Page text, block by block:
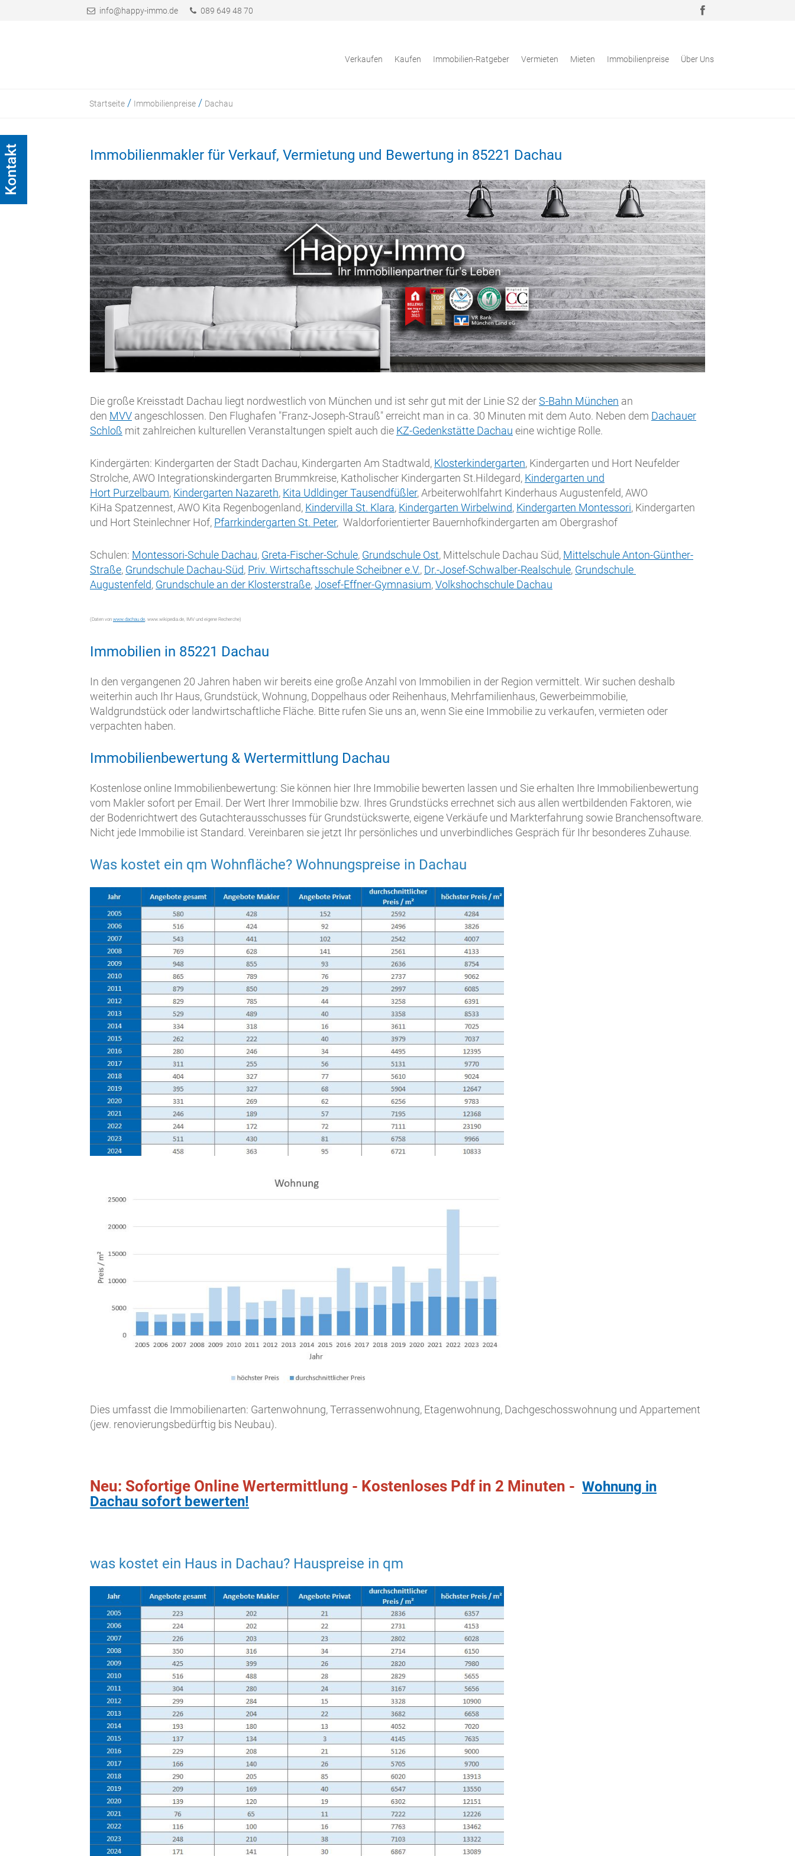
info@happy-immo.de 089 649 48 70
Verkaufen Kaufen Immobilien-Ratgeber Vermieten Mieten Immobilienpreise Über Uns
Startseite / Immobilienpreise / Dachau
Immobilienmakler für Verkauf, Vermietung und Bewertung in 85221 Dachau
Die große Kreisstadt Dachau liegt nordwestlich von München und ist sehr gut mit der Linie S2 derS-Bahn München an
den MVV angeschlossen. Den Flughafen "Franz-Joseph-Strauß" erreicht man in ca. 30 Minuten mit dem Auto. Neben dem Dachauer
Schloß mit zahlreichen kulturellen Veranstaltungen spielt auch die KZ-Gedenkstätte Dachau eine wichtige Rolle.
Kindergärten: Kindergarten der Stadt Dachau, Kindergarten Am Stadtwald, Klosterkindergarten, Kindergarten und Hort Neufelder
Strolche, AWO Integrationskindergarten Brummkreise, Katholischer Kindergarten St.Hildegard, Kindergarten und
Hort Purzelbaum, Kindergarten Nazareth, Kita Udldinger Tausendfüßler, Arbeiterwohlfahrt Kinderhaus Augustenfeld, AWO
KiHa Spatzennest, AWO Kita Regenbogenland, Kindervilla St. Klara, Kindergarten Wirbelwind, Kindergarten Montessori, Kindergarten
und Hort Steinlechner Hof, Pfarrkindergarten St. Peter, Waldorforientierter Bauernhofkindergarten am Obergrashof
Schulen: Montessori-Schule Dachau, Greta-Fischer-Schule, Grundschule Ost, Mittelschule Dachau Süd, Mittelschule Anton-Günther-
Straße, Grundschule Dachau-Süd, Priv. WirtschaftsschuleScheibner e.V., Dr.-Josef-Schwalber-Realschule, Grundschule
Augustenfeld, Grundschule an der Klosterstraße,Josef-Effner-Gymnasium,Volkshochschule Dachau
(Daten von www.dachau.de, www.wikipedia.de, IMV und eigene Recherche)
Immobilien in 85221 Dachau
In den vergangenen 20 Jahren haben wir bereits eine große Anzahl von Immobilien in der Region vermittelt. Wir suchen deshalb
weiterhin auch Ihr Haus, Grundstück, Wohnung, Doppelhaus oder Reihenhaus, Mehrfamilienhaus, Gewerbeimmobilie,
Waldgrundstück oder landwirtschaftliche Fläche. Bitte rufen Sie uns an, wenn Sie eine Immobilie zu verkaufen, vermieten oder
verpachten haben.
Immobilienbewertung & Wertermittlung Dachau
Kostenlose online Immobilienbewertung: Sie können hier Ihre Immobilie bewerten lassen und Sie erhalten Ihre Immobilienbewertung
vom Makler sofort per Email. Der Wert Ihrer Immobilie bzw. Ihres Grundstücks errechnet sich aus allen wertbildenden Faktoren, wie
der Bodenrichtwert des Gutachterausschusses für Grundstückswerte, eigene Verkäufe und Markterfahrung sowie Branchensoftware.
Nicht jede Immobilie ist Standard. Vereinbaren sie jetzt Ihr persönliches und unverbindliches Gespräch für Ihr besonderes Zuhause.
Was kostet ein qm Wohnfläche? Wohnungspreise in Dachau
Dies umfasst die Immobilienarten: Gartenwohnung, Terrassenwohnung, Etagenwohnung, Dachgeschosswohnung und Appartement
(jew. renovierungsbedürftig bis Neubau).
Neu: Sofortige Online Wertermittlung - Kostenloses Pdf in 2 Minuten - Wohnung in
Dachau sofort bewerten!
was kostet ein Haus in Dachau? Hauspreise in qm
Kontakt